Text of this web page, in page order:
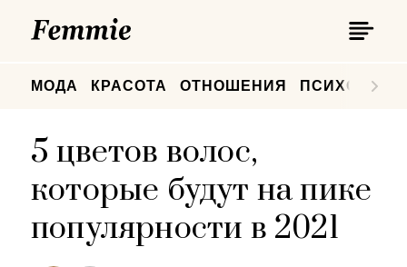
МОДА КРАСОТА ОТНОШЕНИЯ
5 цветов волос,
которые будут на пике
популярности в 2021